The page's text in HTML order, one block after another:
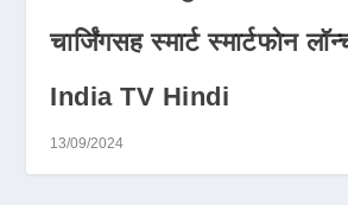
चार्जिंगसह स्मार्ट स्मार्टफोन
India TV Hindi
13/09/2024